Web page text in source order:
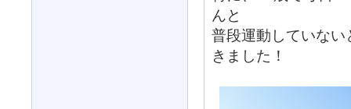
んと
普段運動していな
きました！